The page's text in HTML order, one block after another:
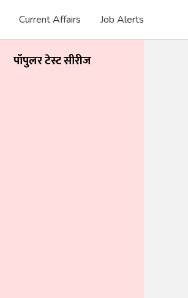
Current Affairs Job Alerts
पॉपुलर टेस्ट सीरीज